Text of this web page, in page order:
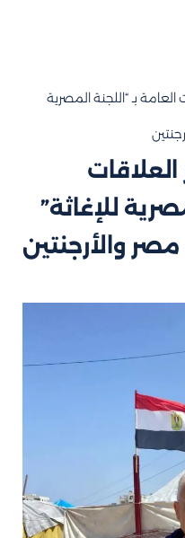
العامة بـ “اللجنة المصرية
العلاقات
للإغاثة”
والأرجنتين